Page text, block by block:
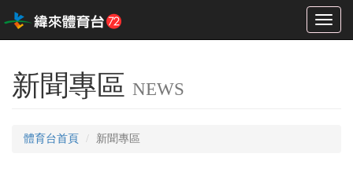
Toggle
新聞專區 NEWS
體育台首頁 新聞專區